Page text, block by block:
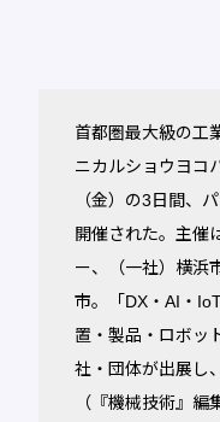
首都圏最大級の工
ニカルショウヨコ
（金）の3日間、
開催された。主催
ー、（一社）横浜
市。「DX・AI・
置・製品・ロボッ
社・団体が出展し
（『機械技術』編